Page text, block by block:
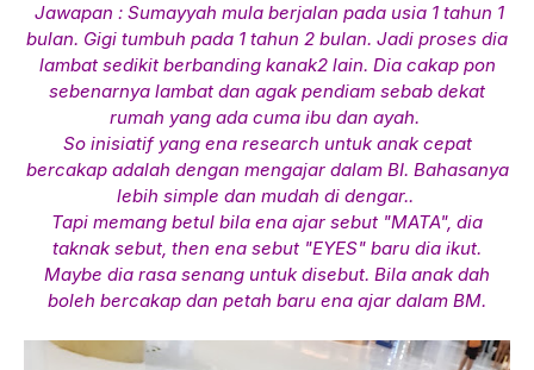
Jawapan : Sumayyah mula berjalan pada usia 1 tahun 1
bulan. Gigi tumbuh pada 1 tahun 2 bulan. Jadi proses dia
lambat sedikit berbanding kanak2 lain. Dia cakap pon
sebenarnya lambat dan agak pendiam sebab dekat
rumah yang ada cuma ibu dan ayah.
So inisiatif yang ena research untuk anak cepat
bercakap adalah dengan mengajar dalam BI. Bahasanya
lebih simple dan mudah di dengar..
Tapi memang betul bila ena ajar sebut "MATA", dia
taknak sebut, then ena sebut "EYES" baru dia ikut.
Maybe dia rasa senang untuk disebut. Bila anak dah
boleh bercakap dan petah baru ena ajar dalam BM.